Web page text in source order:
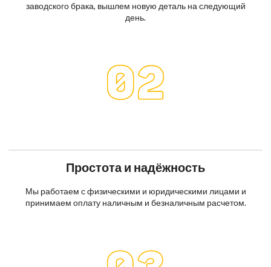
заводского брака, вышлем новую деталь на следующий
день.
Простота и надёжность
Мы работаем с физическими и юридическими лицами и
принимаем оплату наличным и безналичным расчетом.